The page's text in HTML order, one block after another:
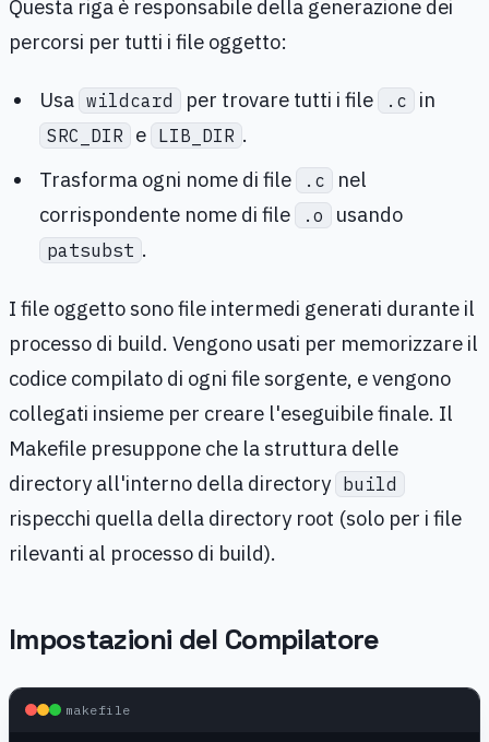
Questa riga è responsabile della generazione dei
percorsi per tutti i file oggetto:
Usa wildcard per trovare tutti i file .c in
SRC_DIR e LIB_DIR .
Trasforma ogni nome di file
.c
nel
corrispondente nome di file
.o usando
patsubst .
I file oggetto sono file intermedi generati durante il
processo di build. Vengono usati per memorizzare il
codice compilato di ogni file sorgente, e vengono
collegati insieme per creare l'eseguibile finale. Il
Makefile presuppone che la struttura delle
directory all'interno della directory build
rispecchi quella della directory root (solo per i file
rilevanti al processo di build).
Impostazioni del Compilatore
makefile